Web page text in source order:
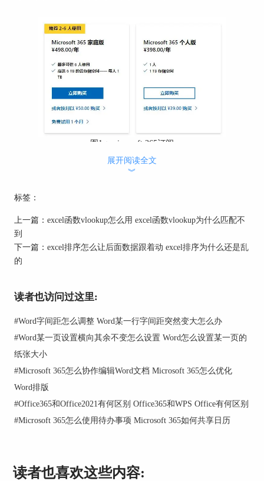
图1：microsoft 365订阅
通过登录microsoft 365账号，我们就能使用到其系
OneDrive等产品）的完整功能，并能享受到多平
二、microsoft excel下载教程
那么，microsoft excel怎么下载呢？
装office”，即可从浏览器跳转到官方的下载链接。
展开阅读全文
︾
标签：
上一篇： excel函数vlookup怎么用 excel函数vlookup为什么匹配不
到
下一篇： excel排序怎么让后面数据跟着动 excel排序为什么还是乱
的
读者也访问过这里:
#Word字间距怎么调整 Word某一行字间距突然变大怎么办
#Word某一页设置横向其余不变怎么设置 Word怎么设置某一页的
纸张大小
#Microsoft 365怎么协作编辑Word文档 Microsoft 365怎么优化
Word排版
#Office365和Office2021有何区别 Office365和WPS Office有何区别
#Microsoft 365怎么使用待办事项 Microsoft 365如何共享日历
读者也喜欢这些内容: